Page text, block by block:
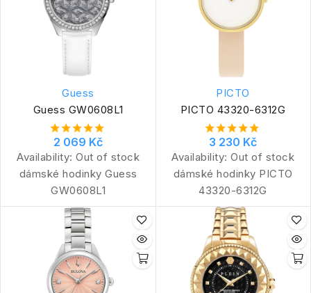
Guess
Guess GW0608L1
2 069 Kč
Availability: Out of stock
dámské hodinky Guess
GW0608L1
PICTO
PICTO 43320-6312G
3 230 Kč
Availability: Out of stock
dámské hodinky PICTO
43320-6312G